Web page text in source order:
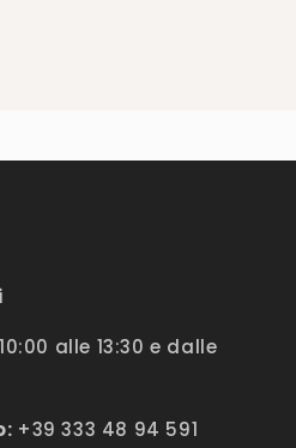
alle 13:30 e dalle
+39 333 48 94 591